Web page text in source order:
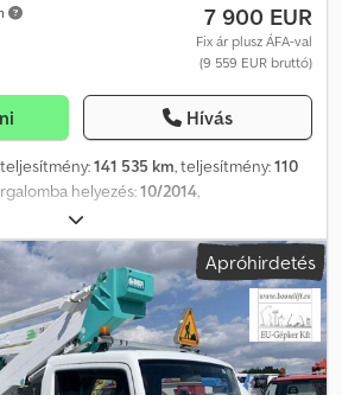
7 900 EUR
Fix ár plusz ÁFA-val
(9 559 EUR bruttó)
Hívás
141 535 km, teljesítmény:110
helyezés:10/2014,
, abroncs méret:
, tengelytáv:3 500 mm, üzemanyag:dízel,
egyéb , hajtástípus:mechanikai, kibocsátási
acél-levegő, teljes hossz:6 880 mm,
, teljes magasság:3 000 mm
, Gyártási
ABS, elektromos ablakemelő,
tükör, központi zár, légterelő, tempomat,
= - CD-lejátszó - Tetőlégterelő -
Apróhirdetés